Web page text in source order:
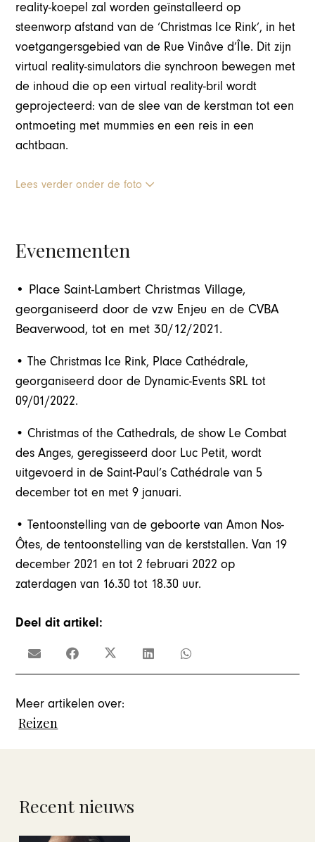
reality-koepel zal worden geïnstalleerd op
steenworp afstand van de ‘Christmas Ice Rink’, in het
voetgangersgebied van de Rue Vinâve d’Île. Dit zijn
virtual reality-simulators die synchroon bewegen met
de inhoud die op een virtual reality-bril wordt
geprojecteerd: van de slee van de kerstman tot een
ontmoeting met mummies en een reis in een
achtbaan.
Lees verder onder de foto
Evenementen
• Place Saint-Lambert Christmas Village,
georganiseerd door de vzw Enjeu en de CVBA
Beaverwood, tot en met 30/12/2021.
• The Christmas Ice Rink, Place Cathédrale,
georganiseerd door de Dynamic-Events SRL tot
09/01/2022.
• Christmas of the Cathedrals, de show Le Combat
des Anges, geregisseerd door Luc Petit, wordt
uitgevoerd in de Saint-Paul’s Cathédrale van 5
december tot en met 9 januari.
• Tentoonstelling van de geboorte van Amon Nos-
Ôtes, de tentoonstelling van de kerststallen. Van 19
december 2021 en tot 2 februari 2022 op
zaterdagen van 16.30 tot 18.30 uur.
Deel dit artikel:
Meer artikelen over:
Reizen
Recent nieuws